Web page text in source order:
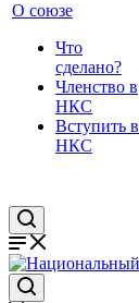
О союзе
Что
сделано?
Членство в
НКС
Вступить в
НКС